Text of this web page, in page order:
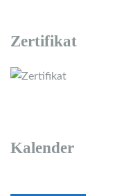
Zertifikat
Kalender